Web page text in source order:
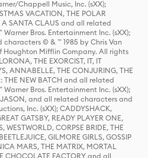
Chappell Music, Inc. (sXX);
VACATION, THE POLAR
A SANTA CLAUS and all related
Bros. Entertainment Inc. (sXX);
characters © & ™ 1985 by Chris Van
Houghton Mifflin Company. All rights
THE EXORCIST, IT, IT
ANNABELLE, THE CONJURING, THE
THE NEW BATCH and all related
Bros. Entertainment Inc. (sXX);
JASON, and all related characters and
Inc. (sXX); CADDYSHACK,
GATSBY, READY PLAYER ONE,
WESTWORLD, CORPSE BRIDE, THE
GILMORE GIRLS, GOSSIP
MARS, THE MATRIX, MORTAL
CHOCOLATE FACTORY and all